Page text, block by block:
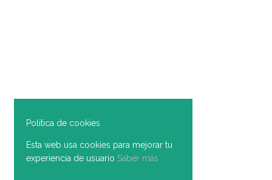
Política de cookies
Esta web usa cookies para mejorar tu
experiencia de usuario Saber más